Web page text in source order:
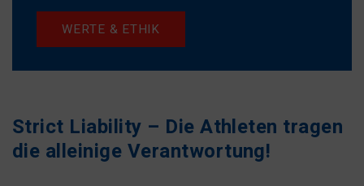
WERTE & ETHIK
Strict Liability – Die Athleten tragen
die alleinige Verantwortung!